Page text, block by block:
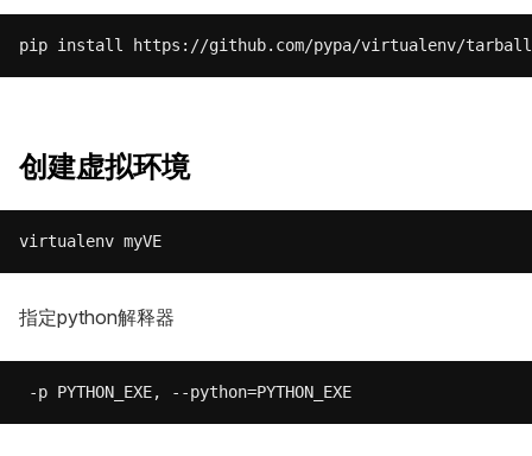
创建虚拟环境
指定python解释器